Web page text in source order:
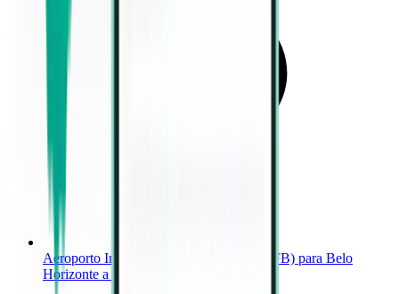
Aeroporto Internacional de Cabo Frio (CFB) para Belo
Horizonte a partir de 105 €